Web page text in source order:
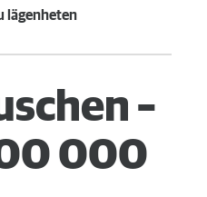
lägenheten
–
000